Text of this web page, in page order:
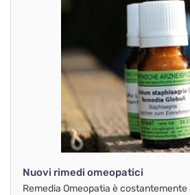
Nuovi rimedi omeopatici
Remedia Omeopatia è